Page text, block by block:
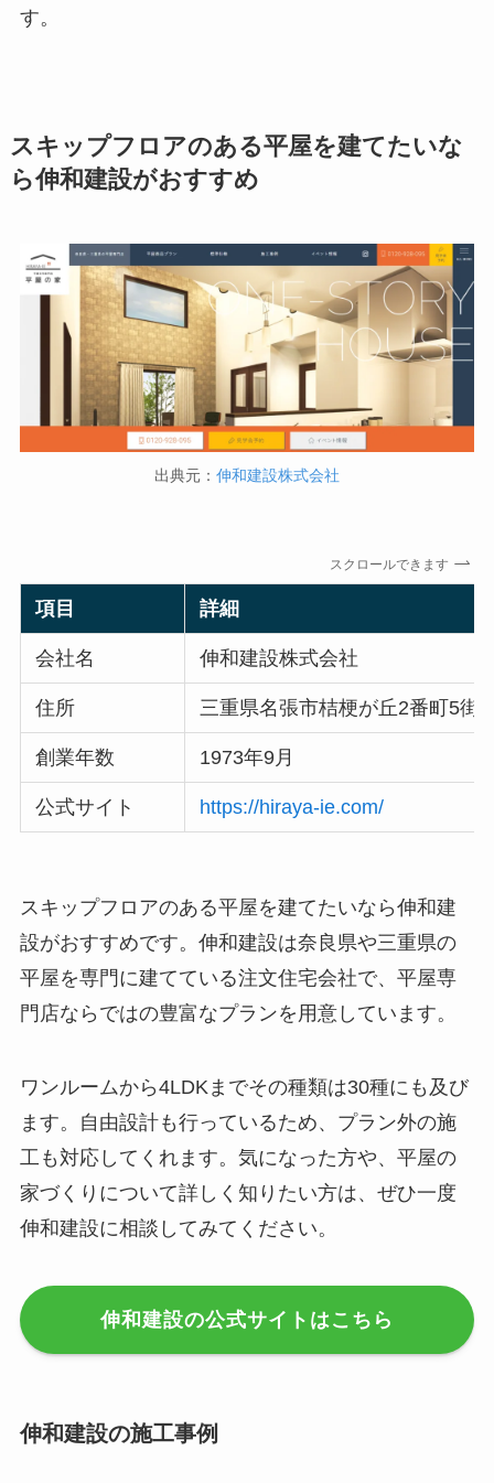
す。
スキップフロアのある平屋を建てたいな
ら伸和建設がおすすめ
出典元： 伸和建設株式会社
スクロールできます
項目 詳細
会社名 伸和建設株式会社
住所 三重県名張市桔梗が丘2番町5街
創業年数 1973年9月
公式サイト https://hiraya-ie.com/
スキップフロアのある平屋を建てたいなら伸和建
設がおすすめです。伸和建設は奈良県や三重県の
平屋を専門に建てている注文住宅会社で、平屋専
門店ならではの豊富なプランを用意しています。
ワンルームから4LDKまでその種類は30種にも及び
ます。自由設計も行っているため、プラン外の施
工も対応してくれます。気になった方や、平屋の
家づくりについて詳しく知りたい方は、ぜひ一度
伸和建設に相談してみてください。
伸和建設の公式サイトはこちら
伸和建設の施工事例